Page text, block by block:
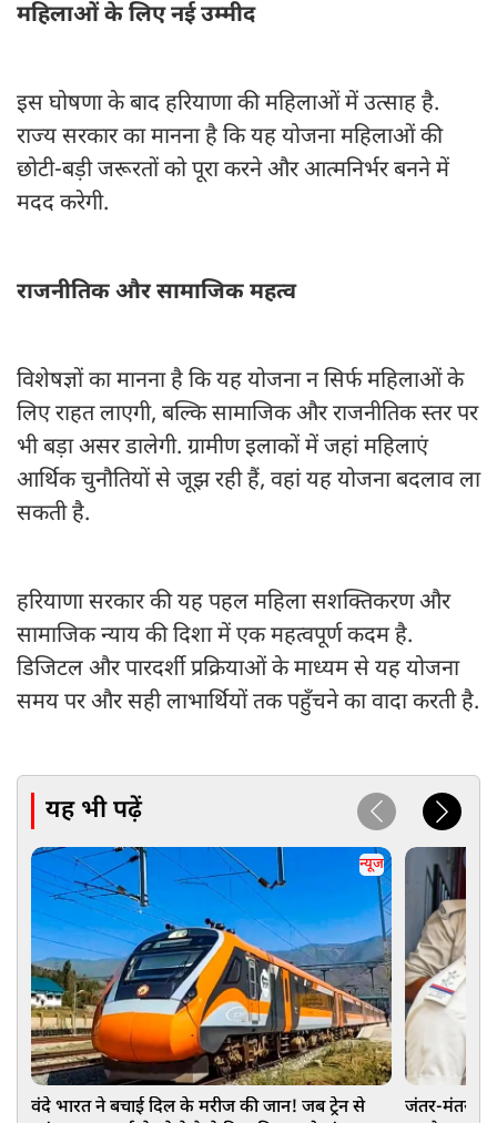
महिलाओं के लिए नई उम्मीद
इस घोषणा के बाद हरियाणा की महिलाओं में उत्साह है.
राज्य सरकार का मानना है कि यह योजना महिलाओं की
छोटी-बड़ी जरूरतों को पूरा करने और आत्मनिर्भर बनने में
मदद करेगी.
राजनीतिक और सामाजिक महत्व
विशेषज्ञों का मानना है कि यह योजना न सिर्फ महिलाओं के
लिए राहत लाएगी, बल्कि सामाजिक और राजनीतिक स्तर पर
भी बड़ा असर डालेगी. ग्रामीण इलाकों में जहां महिलाएं
आर्थिक चुनौतियों से जूझ रही हैं, वहां यह योजना बदलाव ला
सकती है.
हरियाणा सरकार की यह पहल महिला सशक्तिकरण और
सामाजिक न्याय की दिशा में एक महत्वपूर्ण कदम है.
डिजिटल और पारदर्शी प्रक्रियाओं के माध्यम से यह योजना
समय पर और सही लाभार्थियों तक पहुँचने का वादा करती है.
यह भी पढ़ें
न्यूज
वंदे भारत ने बचाई दिल के मरीज की जान! जब ट्रेन से
जंतर-मंतर